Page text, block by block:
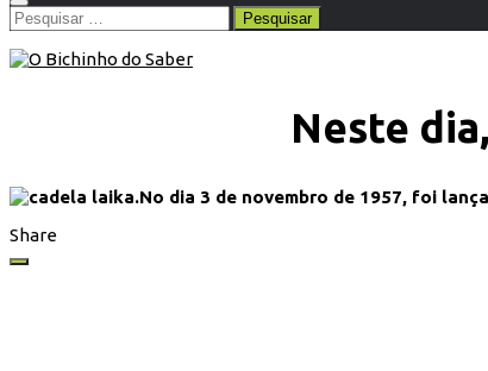
Pesquisar
por:
Neste
No dia 3 de novembro de 1957, foi
Share